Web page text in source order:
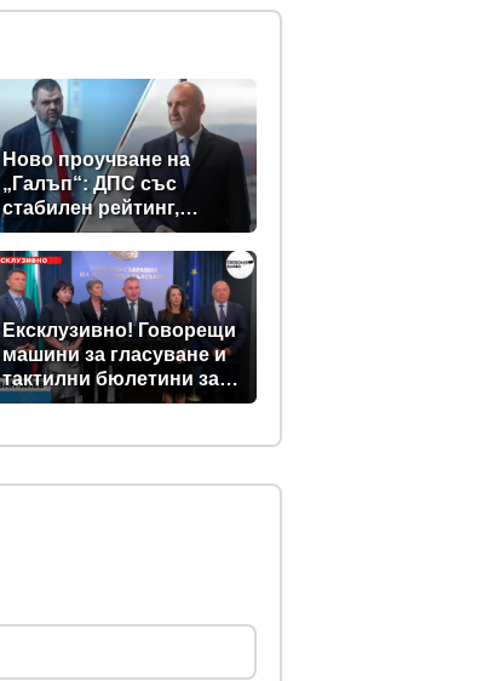
Ново проучване на
„Галъп“: ДПС със
стабилен рейтинг,
подкрепата към Радев
се запазва
Ексклузивно! Говорещи
машини за гласуване и
тактилни бюлетини за
незрящите предвиждат
правила! (ВИДЕО)